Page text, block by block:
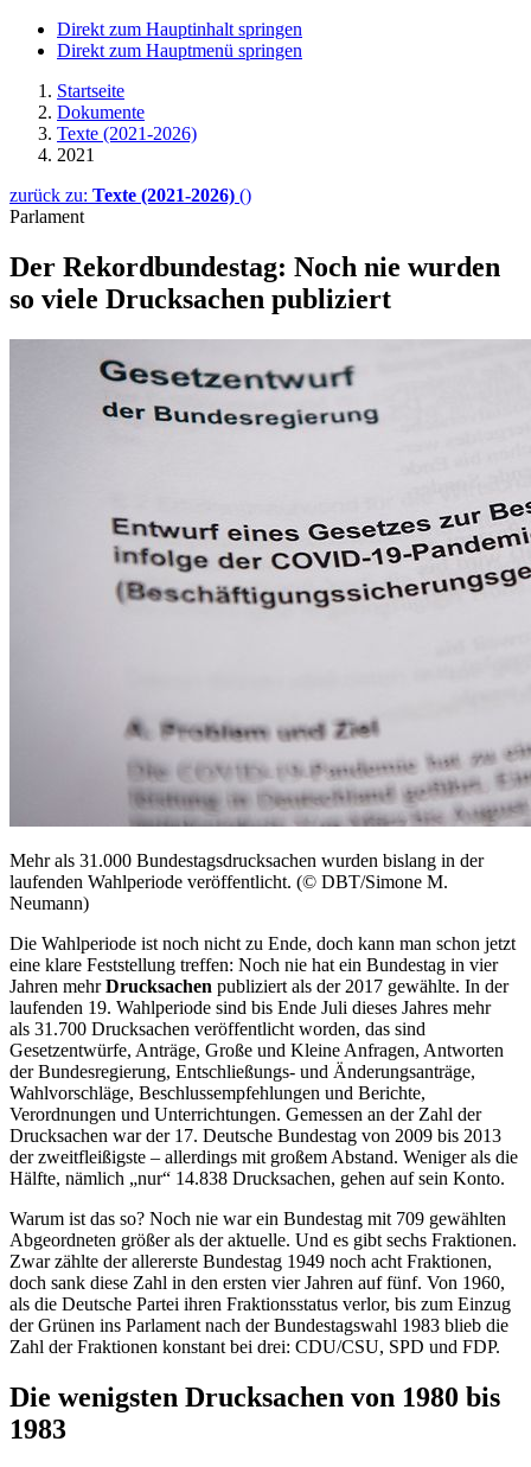
Direkt zum Hauptinhalt springen
Direkt zum Hauptmenü springen
Startseite
Dokumente
Texte (2021-2026)
2021
zurück zu: Texte (2021-2026) ()
Parlament
Der Rekordbundestag: Noch nie wurden
so viele Drucksachen publiziert
Mehr als 31.000 Bundestagsdrucksachen wurden bislang in der
laufenden Wahlperiode veröffentlicht. (© DBT/Simone M.
Neumann)
Die Wahlperiode ist noch nicht zu Ende, doch kann man schon jetzt
eine klare Feststellung treffen: Noch nie hat ein Bundestag in vier
Jahren mehrDrucksachen publiziert als der 2017 gewählte. In der
laufenden 19. Wahlperiode sind bis Ende Juli dieses Jahres mehr
als 31.700 Drucksachen veröffentlicht worden, das sind
Gesetzentwürfe, Anträge, Große und Kleine Anfragen, Antworten
der Bundesregierung, Entschließungs- und Änderungsanträge,
Wahlvorschläge, Beschlussempfehlungen und Berichte,
Verordnungen und Unterrichtungen. Gemessen an der Zahl der
Drucksachen war der 17. Deutsche Bundestag von 2009 bis 2013
der zweitfleißigste – allerdings mit großem Abstand. Weniger als die
Hälfte, nämlich „nur“ 14.838 Drucksachen, gehen auf sein Konto.
Warum ist das so? Noch nie war ein Bundestag mit 709 gewählten
Abgeordneten größer als der aktuelle. Und es gibt sechs Fraktionen.
Zwar zählte der allererste Bundestag 1949 noch acht Fraktionen,
doch sank diese Zahl in den ersten vier Jahren auf fünf. Von 1960,
als die Deutsche Partei ihren Fraktionsstatus verlor, bis zum Einzug
der Grünen ins Parlament nach der Bundestagswahl 1983 blieb die
Zahl der Fraktionen konstant bei drei: CDU/CSU, SPD und FDP.
Die wenigsten Drucksachen von 1980 bis
1983